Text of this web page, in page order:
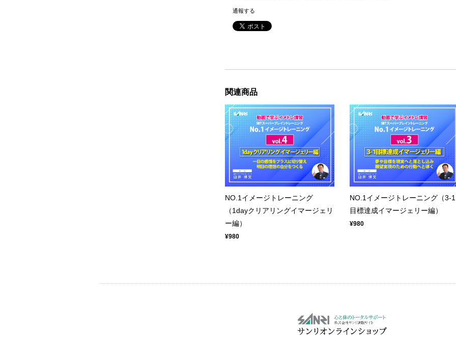
通報する
関連商品
NO.1イメージトレーニング
（1dayクリアリングイマージェリ
ー編）
¥980
NO.1イメージトレーニング（3-1
目標達成イマージェリー編）
¥980